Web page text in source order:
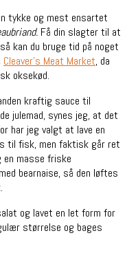
tykke og mest ensartet
Få din slagter til at
kan du bruge tid på noget
Cleaver’s Meat Market, da
oksekød.
kraftig sauce til
julemad, synes jeg, at det
har jeg valgt at lave en
til fisk, men faktisk går ret
en masse friske
bearnaise, så den løftes
og lavet en let form for
størrelse og bages